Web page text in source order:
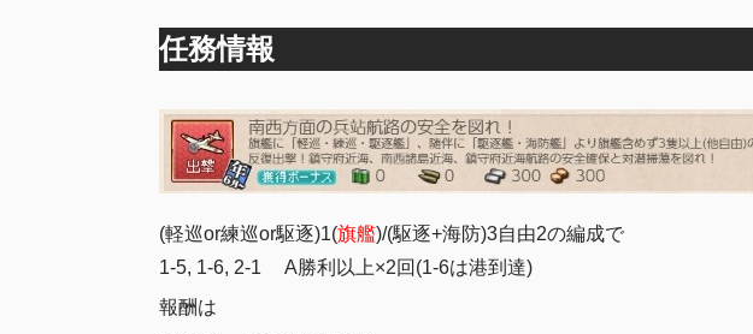
任務情報
(軽巡or練巡or駆逐)1(旗艦)/(駆逐+海防)3自由2の編成で
1-5, 1-6, 2-1 A勝利以上×2回(1-6は港到達)
報酬は